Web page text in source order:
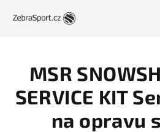
MSR
SERVICE KIT
na opravu